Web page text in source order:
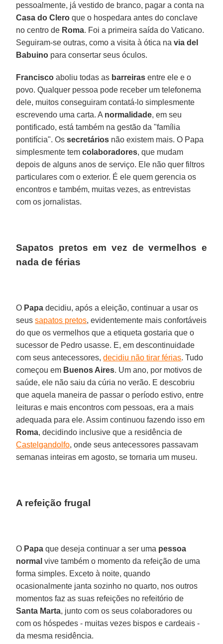
pessoalmente, já vestido de branco, pagar a conta na
Casa do Clero que o hospedara antes do conclave
no centro de Roma. Foi a primeira saída do Vaticano.
Seguiram-se outras, como a visita à ótica navia del
Babuino para consertar seus óculos.
Francisco aboliu todas as barreiras entre ele e o
povo. Qualquer pessoa pode receber um telefonema
dele, muitos conseguiram contatá-lo simplesmente
escrevendo uma carta. A normalidade, em seu
pontificado, está também na gestão da "família
pontifícia". Ossecretários não existem mais. O Papa
simplesmente temcolaboradores, que mudam
depois de alguns anos de serviço. Ele não quer filtros
particulares com o exterior. É ele quem gerencia os
encontros e também, muitas vezes, as entrevistas
com os jornalistas.
Sapatos pretos em vez de vermelhos e
nada de férias
O Papa decidiu, após a eleição, continuar a usar os
seussapatos pretos, evidentemente mais confortáveis
do que os vermelhos que a etiqueta gostaria que o
sucessor de Pedro usasse. E, em descontinuidade
com seus antecessores,decidiu não tirar férias. Tudo
começou em Buenos Aires. Um ano, por motivos de
saúde, ele não saiu da cúria no verão. E descobriu
que aquela maneira de passar o período estivo, entre
leituras e mais encontros com pessoas, era a mais
adequada para ele. Assim continuou fazendo isso em
Roma, decidindo inclusive que a residência de
Castelgandolfo, onde seus antecessores passavam
semanas inteiras em agosto, se tornaria um museu.
A refeição frugal
O Papa que deseja continuar a ser uma pessoa
normal vive também o momento da refeição de uma
forma simples. Exceto à noite, quando
ocasionalmente janta sozinho no quarto, nos outros
momentos faz as suas refeições no refeitório de
Santa Marta, junto com os seus colaboradores ou
com os hóspedes - muitas vezes bispos e cardeais -
da mesma residência.